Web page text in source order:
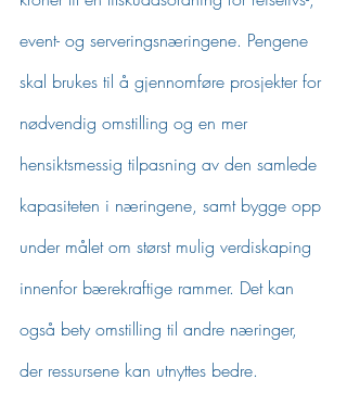
event- og serveringsnæringene. Pengene
skal brukes til å gjennomføre prosjekter for
nødvendig omstilling og en mer
hensiktsmessig tilpasning av den samlede
kapasiteten i næringene, samt bygge opp
under målet om størst mulig verdiskaping
innenfor bærekraftige rammer. Det kan
også bety omstilling til andre næringer,
der ressursene kan utnyttes bedre.